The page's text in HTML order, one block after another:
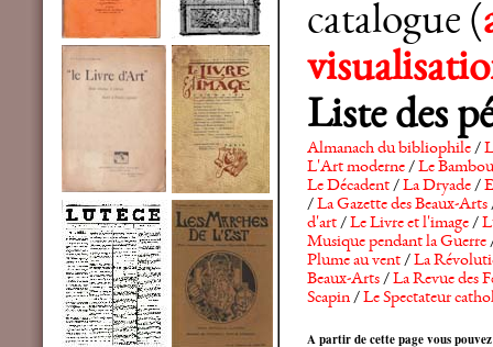
catalogue (
Liste des
Almanach du bibliophile/
L'Art moderne/Le Bambou
Le Décadent/La Dryade/
/La Gazette des Beaux-Arts
d'art/Le Livre et l'image/
Musique pendant la Guerre
Plume au vent/La
Beaux-Arts/La Revue des
Scapin/Le Spectateur
A partir de cette page vous